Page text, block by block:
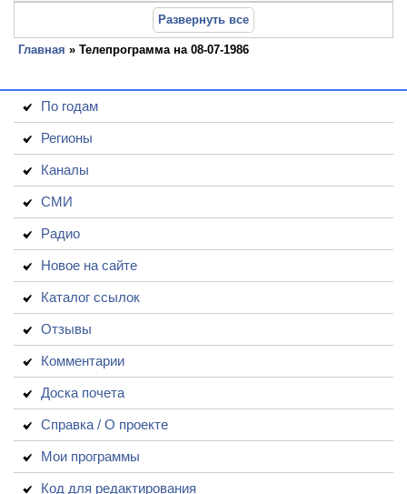
Развернуть все
Главная » Телепрограмма на 08-07-1986
По годам
Регионы
Каналы
СМИ
Радио
Новое на сайте
Каталог ссылок
Отзывы
Комментарии
Доска почета
Справка / О проекте
Мои программы
Код для редактирования